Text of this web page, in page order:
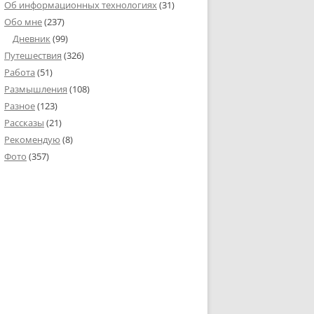
Об информационных технологиях(31)
Обо мне(237)
Дневник(99)
Путешествия (326)
Работа (51)
Размышления (108)
Разное(123)
Рассказы (21)
Рекомендую (8)
Фото (357)